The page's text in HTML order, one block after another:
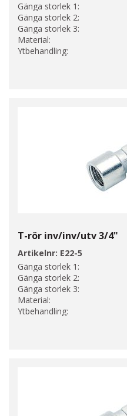
Gänga storlek 1:
Gänga storlek 2:
Gänga storlek 3:
Material:
Ytbehandling:
T-rör inv/inv/utv 3/4"
Artikelnr: E22-5
Gänga storlek 1:
Gänga storlek 2:
Gänga storlek 3:
Material:
Ytbehandling: